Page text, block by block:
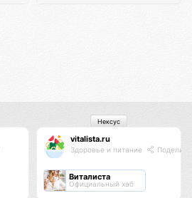
vitalista.ru
Здоровье и питание
Виталиста
Официальный хаб
Нексус